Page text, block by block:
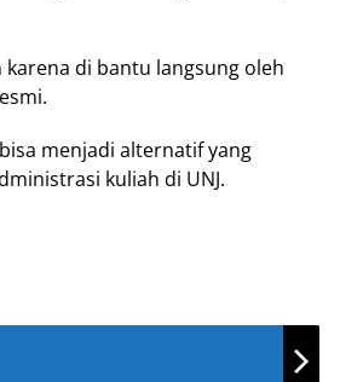
di bantu langsung oleh
menjadi alternatif yang
kuliah di UNJ.